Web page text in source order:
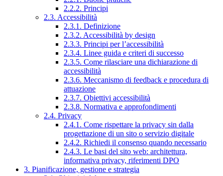
2.2.2. Principi
2.3. Accessibilità
2.3.1. Definizione
2.3.2. Accessibilità by design
2.3.3. Principi per l’accessibilità
2.3.4. Linee guida e criteri di successo
2.3.5. Come rilasciare una dichiarazione di
accessibilità
2.3.6. Meccanismo di feedback e procedura di
attuazione
2.3.7. Obiettivi accessibilità
2.3.8. Normativa e approfondimenti
2.4. Privacy
2.4.1. Come rispettare la privacy sin dalla
progettazione di un sito o servizio digitale
2.4.2. Richiedi il consenso quando necessario
2.4.3. Le basi del sito web: architettura,
informativa privacy, riferimenti DPO
3. Pianificazione, gestione e strategia